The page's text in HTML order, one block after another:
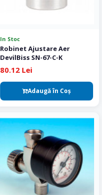
In Stoc
Robinet Ajustare Aer
DevilBiss SN-67-C-K
80.12 Lei
Adaugă în Coş